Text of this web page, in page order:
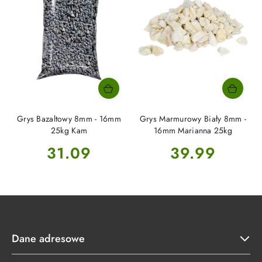
Grys Bazaltowy 8mm - 16mm
25kg Kam
Cena:
31.09
Grys Marmurowy Biały 8mm -
16mm Marianna 25kg
Cena:
39.99
Dane adresowe